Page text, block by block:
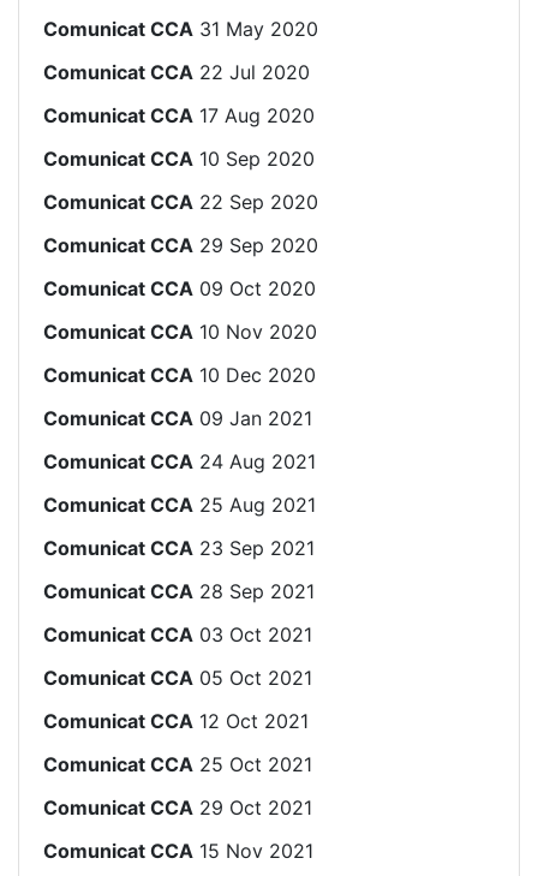
Comunicat CCA 31 May 2020
Comunicat CCA 22 Jul 2020
Comunicat CCA 17 Aug 2020
Comunicat CCA 10 Sep 2020
Comunicat CCA 22 Sep 2020
Comunicat CCA 29 Sep 2020
Comunicat CCA 09 Oct 2020
Comunicat CCA 10 Nov 2020
Comunicat CCA 10 Dec 2020
Comunicat CCA 09 Jan 2021
Comunicat CCA 24 Aug 2021
Comunicat CCA 25 Aug 2021
Comunicat CCA 23 Sep 2021
Comunicat CCA 28 Sep 2021
Comunicat CCA 03 Oct 2021
Comunicat CCA 05 Oct 2021
Comunicat CCA 12 Oct 2021
Comunicat CCA 25 Oct 2021
Comunicat CCA 29 Oct 2021
Comunicat CCA 15 Nov 2021